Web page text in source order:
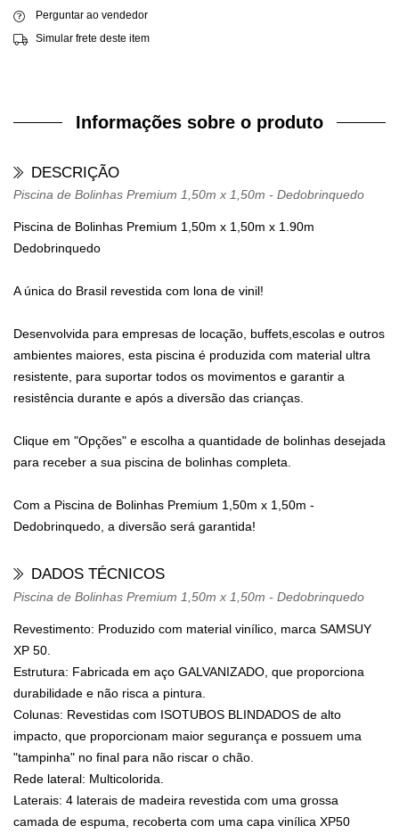
Perguntar ao vendedor
Simular frete deste item
Informações sobre o produto
DESCRIÇÃO
Piscina de Bolinhas Premium 1,50m x 1,50m - Dedobrinquedo
Piscina de Bolinhas Premium 1,50m x 1,50m x 1.90m
Dedobrinquedo
A única do Brasil revestida com lona de vinil!
Desenvolvida para empresas de locação, buffets,escolas e outros
ambientes maiores, esta piscina é produzida com material ultra
resistente, para suportar todos os movimentos e garantir a
resistência durante e após a diversão das crianças.
Clique em "Opções" e escolha a quantidade de bolinhas desejada
para receber a sua piscina de bolinhas completa.
Com a Piscina de Bolinhas Premium 1,50m x 1,50m -
Dedobrinquedo, a diversão será garantida!
DADOS TÉCNICOS
Piscina de Bolinhas Premium 1,50m x 1,50m - Dedobrinquedo
Revestimento: Produzido com material vinílico, marca SAMSUY
XP 50.
Estrutura: Fabricada em aço GALVANIZADO, que proporciona
durabilidade e não risca a pintura.
Colunas: Revestidas com ISOTUBOS BLINDADOS de alto
impacto, que proporcionam maior segurança e possuem uma
"tampinha" no final para não riscar o chão.
Rede lateral: Multicolorida.
Laterais: 4 laterais de madeira revestida com uma grossa
camada de espuma, recoberta com uma capa vinílica XP50